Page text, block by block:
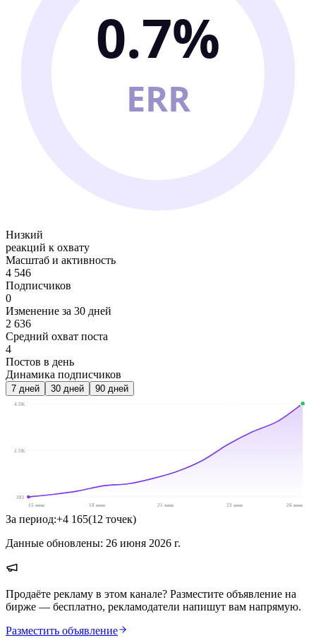
0.7%
ERR
Низкий
реакций к охвату
Масштаб и активность
4 546
Подписчиков
0
Изменение за 30 дней
2 636
Средний охват поста
4
Постов в день
Динамика подписчиков
7 дней 30 дней 90 дней
4.5K
2.5K
381
15 июн
18 июн 21 июн 23 июн 26 июн
За период:+4 165(12 точек)
Данные обновлены: 26 июня 2026 г.
Продаёте рекламу в этом канале? Разместите объявление на
бирже — бесплатно, рекламодатели напишут вам напрямую.
Разместить объявление